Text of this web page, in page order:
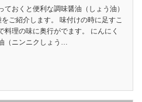
ておくと便利な調味醤油（しょう油）
をご紹介します。 味付けの時に足すこ
料理の味に奥行がでます。 にんにく
（ニンニクしょう…